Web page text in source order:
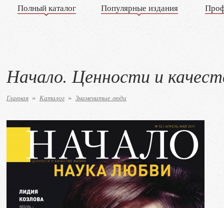
Полный каталог Популярные издания
Начало. Ценности и
Главная » Каталог » Знаменитые люди